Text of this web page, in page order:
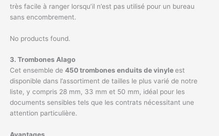
très facile à ranger lorsqu’il n’est pas utilisé pour un bureau
sans encombrement.
No products found.
3. Trombones Alago
Cet ensemble de 450 trombones enduits de vinyleest
disponible dans l’assortiment de tailles le plus varié de notre
liste, y compris 28 mm, 33 mm et 50 mm, idéal pour les
documents sensibles tels que les contrats nécessitant une
attention particulière.